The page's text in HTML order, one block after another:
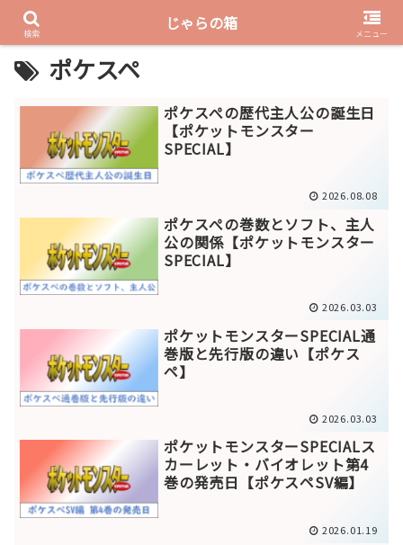
PR
ポケスペ
ポケスぺの歴代主人公の誕生日
【ポケットモンスター
SPECIAL】
2026.08.08
ポケスぺの巻数とソフト、主人
公の関係【ポケットモンスター
SPECIAL】
2026.03.03
ポケットモンスターSPECIAL通
巻版と先行版の違い【ポケス
ペ】
2026.03.03
ポケットモンスターSPECIALス
カーレット・バイオレット第4
巻の発売日【ポケスペSV編】
2026.01.19
検索
じゃらの箱
メニュー